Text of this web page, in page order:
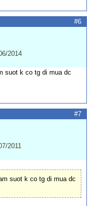
#6
2014
suot k co tg di mua dc
#7
2011
suot k co tg di mua dc